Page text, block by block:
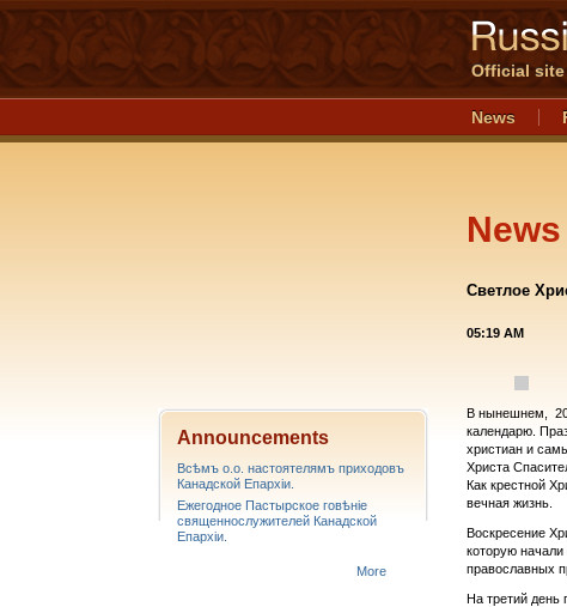
Official site
News
News
Светлое
05:19 AM
В нынешнем,
календарю.
христиан и
Христа
Как крестной
вечная жизнь.
Воскресение
которую начали
православных
На третий день
Announcements
Всѣмъ о.о. настоятелямъ приходовъ
Канадской Епархiи.
Ежегодное Пастырское говѣніе
священнослужителей Канадской
Епархіи.
More